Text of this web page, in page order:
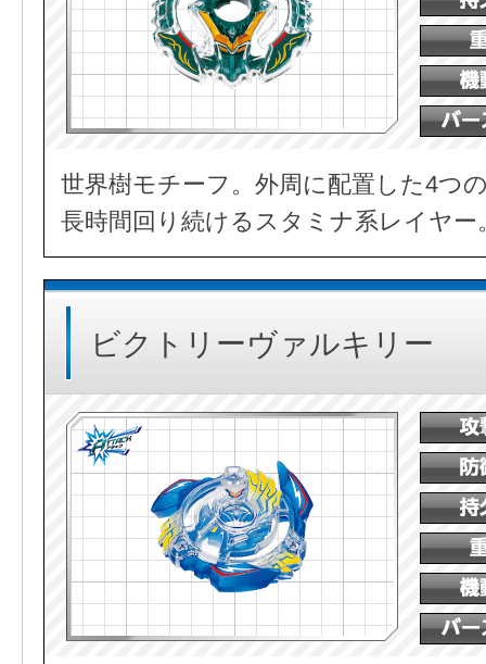
世界樹モチーフ。外周に配置した4つ
長時間回り続けるスタミナ系レイヤー
ビクトリーヴァルキリー